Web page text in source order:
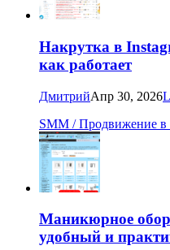
Накрутка в
как работает
ДмитрийАпр 30, 2026
SMM / Продвижение в
Маникюрное
удобный и